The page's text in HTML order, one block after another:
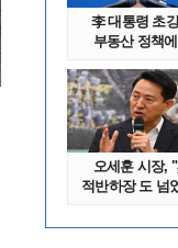
李 대통령 초
부동산 정책
오세훈 시장,
적반하장 도 넘